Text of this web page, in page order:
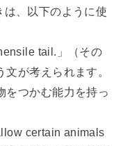
は、以下のように使
tail.」（その
が考えられます。
をつかむ能力を持っ
certain animals